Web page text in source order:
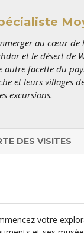
au cœur
et le désert
facette du
et leurs villages
excursions.
votre
DES VISITES